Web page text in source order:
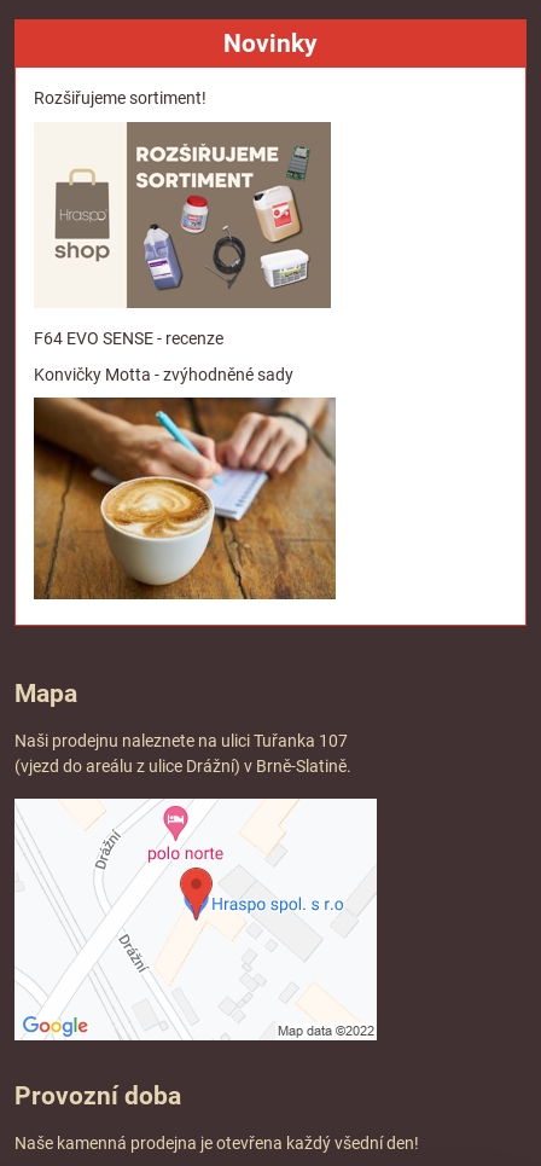
Novinky
Rozšiřujeme sortiment!
F64 EVO SENSE - recenze
Konvičky Motta - zvýhodněné sady
Mapa
Naši prodejnu naleznete na ulici Tuřanka 107
(vjezd do areálu z ulice Drážní) v Brně-Slatině.
Provozní doba
Naše kamenná prodejna je otevřena každý všední den!